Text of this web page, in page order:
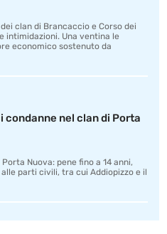
clan di Brancaccio e Corso dei
intimidazioni. Una ventina le
economico sostenuto da
condanne nel clan di Porta
Nuova: pene fino a 14 anni,
parti civili, tra cui Addiopizzo e il